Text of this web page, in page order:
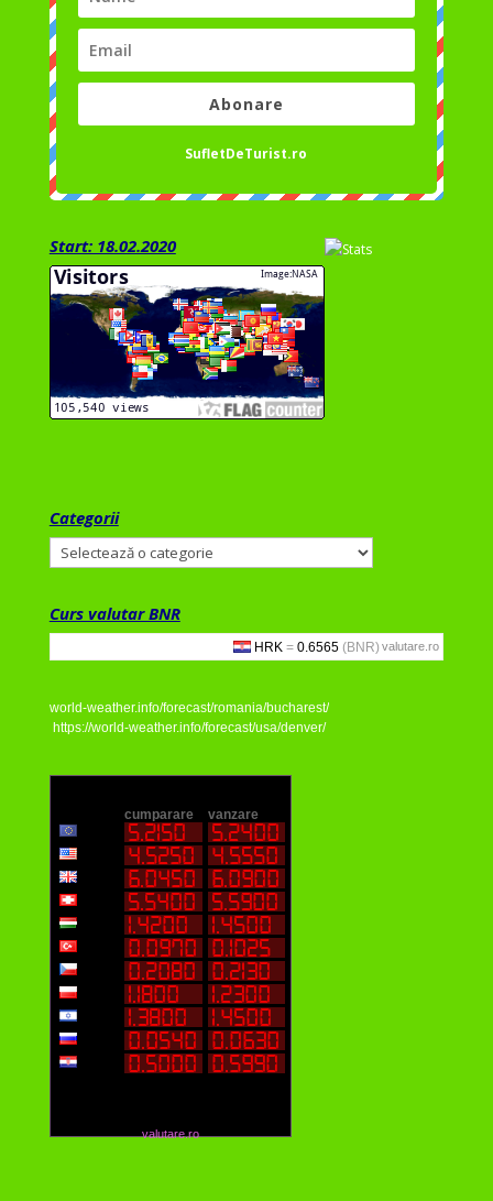
Abonare
SufletDeTurist.ro
Start: 18.02.2020
Categorii
Categorii
Curs valutar BNR
valutare.ro
world-weather.info/forecast/romania/bucharest/
https://world-weather.info/forecast/usa/denver/
valutare.ro